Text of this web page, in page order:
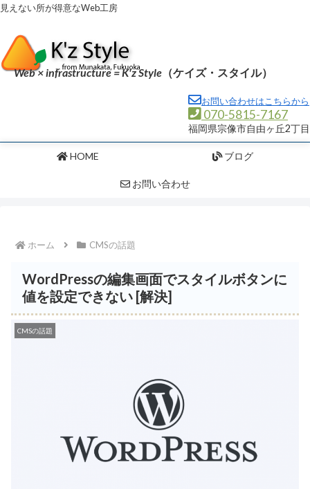
見えない所が得意なWeb工房
Web × infrastructure = K'z Style （ケイズ・スタイル）
お問い合わせはこちらから
070-5815-7167
福岡県宗像市自由ヶ丘2丁目
HOME ブログ
お問い合わせ
ホーム CMSの話題
WordPressの編集画面でスタイルボタンに
値を設定できない [解決]
CMSの話題